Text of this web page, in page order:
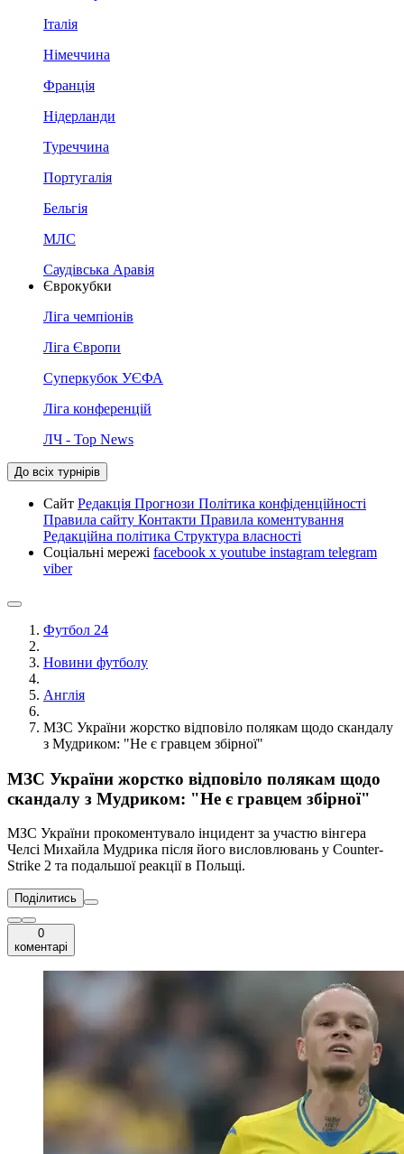
Італія
Німеччина
Франція
Нідерланди
Туреччина
Португалія
Бельгія
МЛС
Саудівська Аравія
Єврокубки
Ліга чемпіонів
Ліга Європи
Суперкубок УЄФА
Ліга конференцій
ЛЧ - Top News
До всіх турнірів
Сайт Редакція Прогнози Політика конфіденційності
Правила сайту Контакти Правила коментування
Редакційна політика Структура власності
Соціальні мережі facebook x youtube instagram telegram
viber
Футбол 24
Новини футболу
Англія
МЗС України жорстко відповіло полякам щодо скандалу
з Мудриком: "Не є гравцем збірної"
МЗС України жорстко відповіло полякам щодо
скандалу з Мудриком: "Не є гравцем збірної"
МЗС України прокоментувало інцидент за участю вінгера
Челсі Михайла Мудрика після його висловлювань у Counter-
Strike 2 та подальшої реакції в Польщі.
Поділитись
0
коментарі